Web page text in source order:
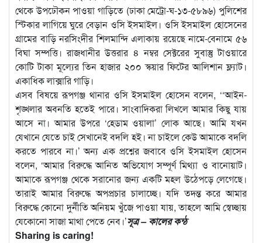
থেকে উপঢৌকন পাওয়া গাড়িতে (ঢাকা মেট্রো-ঘ-১৩-৫৮৯৬) পুলিশের
স্টিকার লাগিয়ে ঘুরে বেড়ান ওসি ইসমাইল। ওসি ইসমাইল হোসেনের
গ্রামের বাড়ি নরসিংদীর শিলমান্দি এলাকায় রয়েছে নামে-বেনামে ৫৬
বিঘা সম্পত্তি। রাজধানীর উত্তরার ৪ নম্বর সেক্টরের সুবাস্তু টাওয়ারে
কোটি টাকা মূল্যের তিন হাজার ২০০ স্কয়ার ফিটের আলিশান ফ্ল্যাট।
একাধিক লাক্সারি গাড়ি।
এসব বিষয়ে রূপগঞ্জ থানার ওসি ইসমাইল হোসেন বলেন, ‘‘আইন-
শৃঙ্খলার অবনতি হতেই পারে। সাংবাদিকরা লিখলে আমার কিছু যায়
আসে না। আমার উপরে ‘হেডাম ওয়ালা’ লোক আছে। আমি যখন
যেখানে যেতে চাই সেখানেই বদলি হই। না চাইলে কেউ আমাকে বদলি
করতে পারবে না।’ অন্য এক প্রশ্নের জবাবে ওসি ইসমাইল হোসেন
বলেন, ‘আমার বিরুদ্ধে আনিত অভিযোগ সম্পূর্ণ মিথ্যা ও বানোয়াট।
আমাকে রূপগঞ্জ থেকে সরানোর জন্য একটি মহল উঠেপড়ে লেগেছে।
তারাই আমার বিরুদ্ধে অপপ্রচার চালাচ্ছে। যদি তদন্ত করে আমার
বিরুদ্ধে কোনো দুর্নীতি অনিয়ম খুঁজে পাওয়া যায়, তাহলে আমি স্বেচ্ছায়
যেকোনো সাজা মাথা পেতে নেব।’সূত্র – কালের কন্ঠ
Sharing is caring!